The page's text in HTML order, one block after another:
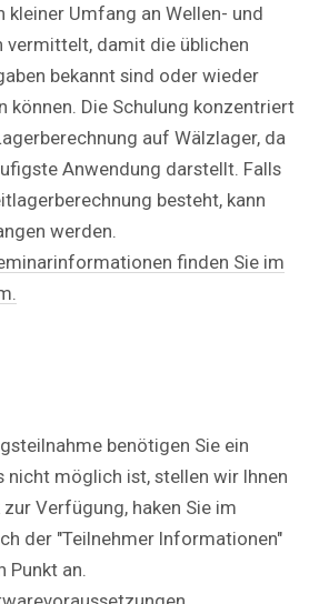
kleiner Umfang an Wellen- und
vermittelt, damit die üblichen
bekannt sind oder wieder
können. Die Schulung konzentriert
auf Wälzlager, da
Anwendung darstellt. Falls
besteht, kann
werden.
finden Sie im
benötigen Sie ein
nicht möglich ist, stellen wir Ihnen
Verfügung, haken Sie im
der "Teilnehmer Informationen"
Punkt an.